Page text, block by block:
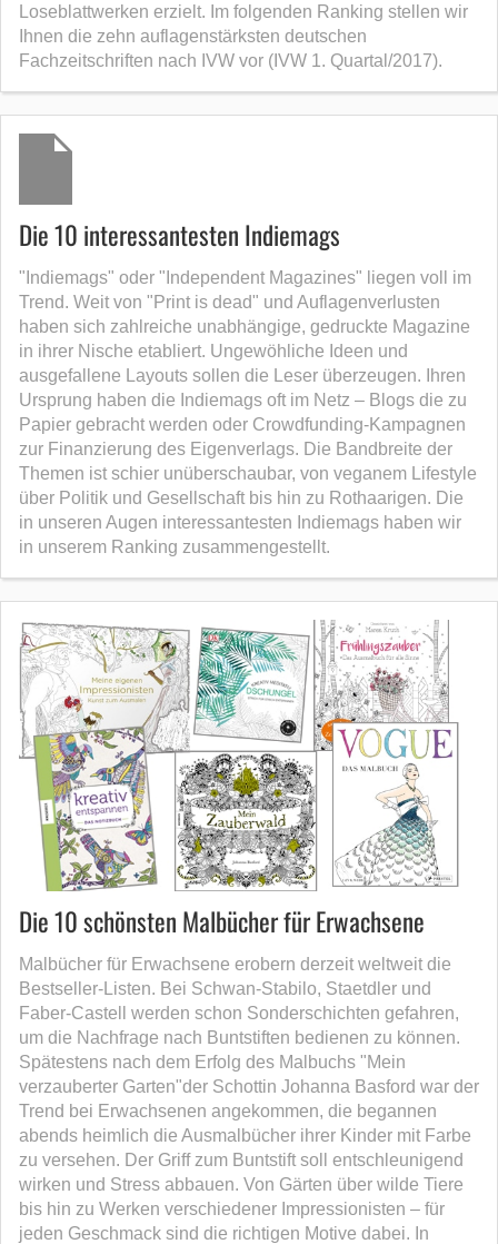
Loseblattwerken erzielt. Im folgenden Ranking stellen wir
Ihnen die zehn auflagenstärksten deutschen
Fachzeitschriften nach IVW vor (IVW 1. Quartal/2017).
Die 10 interessantesten Indiemags
"Indiemags" oder "Independent Magazines" liegen voll im
Trend. Weit von "Print is dead" und Auflagenverlusten
haben sich zahlreiche unabhängige, gedruckte Magazine
in ihrer Nische etabliert. Ungewöhliche Ideen und
ausgefallene Layouts sollen die Leser überzeugen. Ihren
Ursprung haben die Indiemags oft im Netz – Blogs die zu
Papier gebracht werden oder Crowdfunding-Kampagnen
zur Finanzierung des Eigenverlags. Die Bandbreite der
Themen ist schier unüberschaubar, von veganem Lifestyle
über Politik und Gesellschaft bis hin zu Rothaarigen. Die
in unseren Augen interessantesten Indiemags haben wir
in unserem Ranking zusammengestellt.
Die 10 schönsten Malbücher für Erwachsene
Malbücher für Erwachsene erobern derzeit weltweit die
Bestseller-Listen. Bei Schwan-Stabilo, Staetdler und
Faber-Castell werden schon Sonderschichten gefahren,
um die Nachfrage nach Buntstiften bedienen zu können.
Spätestens nach dem Erfolg des Malbuchs "Mein
verzauberter Garten"der Schottin Johanna Basford war der
Trend bei Erwachsenen angekommen, die begannen
abends heimlich die Ausmalbücher ihrer Kinder mit Farbe
zu versehen. Der Griff zum Buntstift soll entschleunigend
wirken und Stress abbauen. Von Gärten über wilde Tiere
bis hin zu Werken verschiedener Impressionisten – für
jeden Geschmack sind die richtigen Motive dabei. In